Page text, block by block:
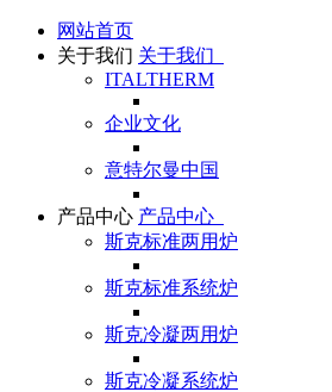
网站首页
关于我们 关于我们
ITALTHERM
企业文化
意特尔曼中国
产品中心 产品中心
斯克标准两用炉
斯克标准系统炉
斯克冷凝两用炉
斯克冷凝系统炉